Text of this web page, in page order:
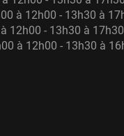
à 12h00 - 13h30 à
12h00 - 13h30 à 17h30
à 12h00 - 13h30 à